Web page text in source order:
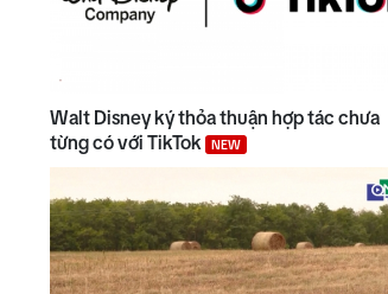
Walt Disney ký thỏa thuận hợp tác chưa
từng có với TikTok
NEW